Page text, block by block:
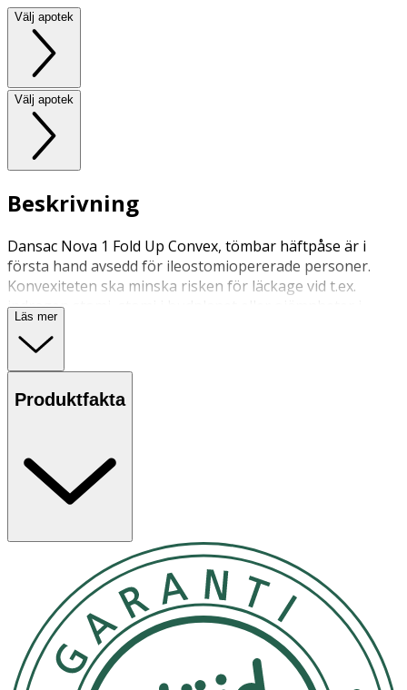
Välj apotek
Välj apotek
Beskrivning
Dansac Nova 1 Fold Up Convex, tömbar häftpåse är i
första hand avsedd för ileostomiopererade personer.
Konvexiteten ska minska risken för läckage vid t.ex.
indragen stomi, stomi i hudplanet eller ojämnheter i
huden. Påsen har integrerat påslås.
Läs mer
Produktfakta